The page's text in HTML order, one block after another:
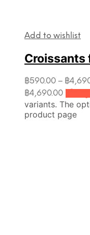
Add to wishlist
Croissants
฿590.00 – ฿
฿4,690.00
variants. The
product page